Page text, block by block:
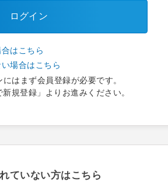
ログイン
はこちら
場合はこちら
はまず会員登録が必要です。
規登録」よりお進みください。
ていない方はこちら